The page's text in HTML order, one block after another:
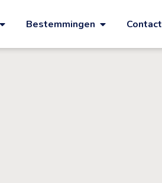
Bestemmingen Contact